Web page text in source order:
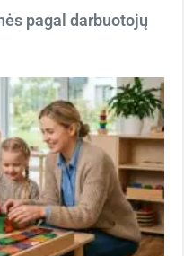
pagal darbuotojų